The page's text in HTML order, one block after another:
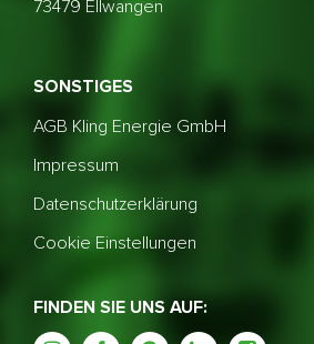
73479 Ellwangen
SONSTIGES
AGB Kling Energie GmbH
Impressum
Datenschutzerklärung
Cookie Einstellungen
FINDEN SIE UNS AUF: